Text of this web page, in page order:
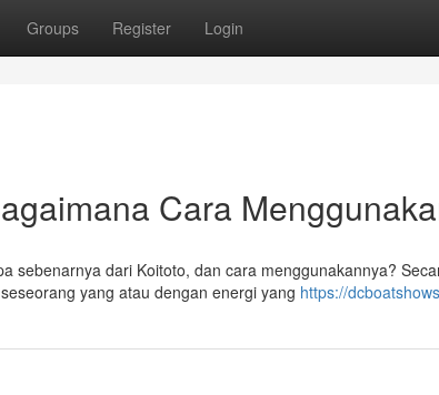
Groups Register Login
Cara
sebenarnya dari Koitoto, dan cara menggunakannya?
yang atau dengan energi yang https://